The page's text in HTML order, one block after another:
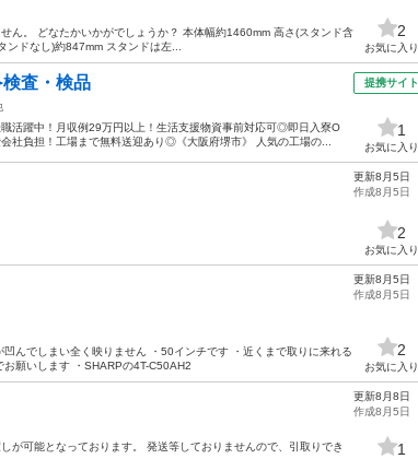
ん。 どなたかいかがでしょうか？ 本体幅約1460mm 高さ(スタンド含
ドなし)約847mm スタンドは左...
2
お気に入り
査・検品
活躍中！月収例29万円以上！生活支援物資事前対応可◎即日入寮O
社負担！工場まで無料送迎あり◎《大阪府堺市》 人気の工場の...
提携サイト
1
お気に入り
更新8月5日
作成8月5日
2
お気に入り
んでしまい全く映りません ・50インチです ・近くまで取りに来れる
願いします ・SHARPの4T-C50AH2
更新8月5日
作成8月5日
2
お気に入り
が可能となっております。 発送等しておりませんので、引取りでき
更新8月8日
作成8月5日
1